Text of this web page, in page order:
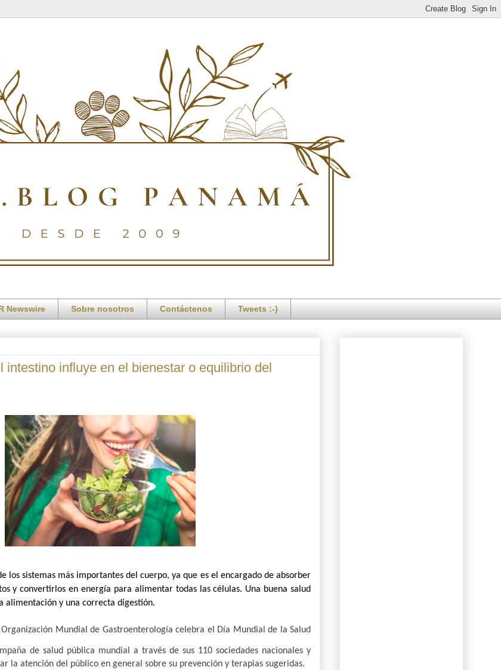
Newswire Sobre nosotros Contáctenos Tweets :-)
intestino influye en el bienestar o equilibrio del
los sistemas más importantes del cuerpo, ya que es el encargado de absorber
y convertirlos en energía para alimentar todas las células. Una buena salud
alimentación y una correcta digestión.
Mundial de Gastroenterología celebra el Día Mundial de la Salud
de salud pública mundial a través de sus 110 sociedades nacionales y
la atención del público en general sobre su prevención y terapias sugeridas.